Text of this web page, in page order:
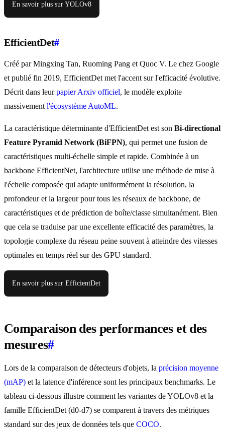
En savoir plus sur YOLOv8
EfficientDet#
Créé par Mingxing Tan, Ruoming Pang et Quoc V. Le chez Google
et publié fin 2019, EfficientDet met l'accent sur l'efficacité évolutive.
Décrit dans leurpapier Arxiv officiel, le modèle exploite
massivement l'écosystème AutoML.
La caractéristique déterminante d'EfficientDet est son Bi-directional
Feature Pyramid Network (BiFPN), qui permet une fusion de
caractéristiques multi-échelle simple et rapide. Combinée à un
backbone EfficientNet, l'architecture utilise une méthode de mise à
l'échelle composée qui adapte uniformément la résolution, la
profondeur et la largeur pour tous les réseaux de backbone, de
caractéristiques et de prédiction de boîte/classe simultanément. Bien
que cela se traduise par une excellente efficacité des paramètres, la
topologie complexe du réseau peine souvent à atteindre des vitesses
optimales en temps réel sur des GPU standard.
En savoir plus sur EfficientDet
Comparaison des performances et des
mesures#
Lors de la comparaison de détecteurs d'objets, la précision moyenne
(mAP) et la latence d'inférence sont les principaux benchmarks. Le
tableau ci-dessous illustre comment les variantes de YOLOv8 et la
famille EfficientDet (d0-d7) se comparent à travers des métriques
standard sur des jeux de données tels que COCO.